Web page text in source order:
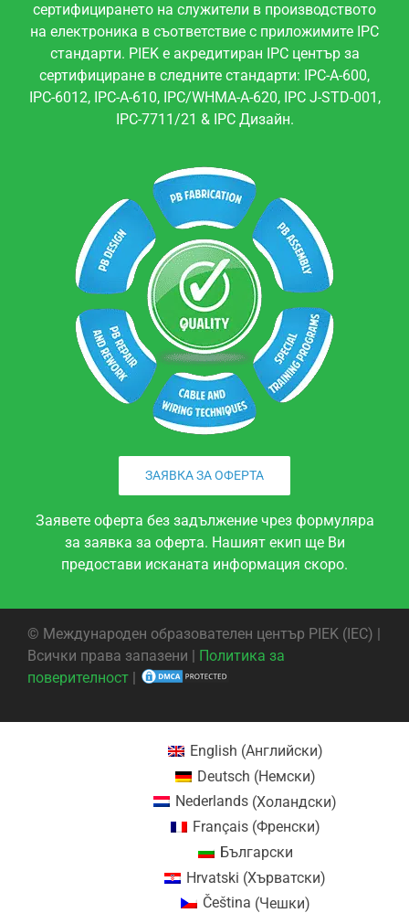
сертифицирането на служители в производството
на електроника в съответствие с приложимите IPC
стандарти. PIEK е акредитиран IPC център за
сертифициране в следните стандарти: IPC-A-600,
IPC-6012, IPC-A-610, IPC/WHMA-A-620, IPC J-STD-001,
IPC-7711/21 & IPC Дизайн.
ЗАЯВКА ЗА ОФЕРТА
Заявете оферта без задължение чрез формуляра
за заявка за оферта. Нашият екип ще Ви
предостави исканата информация скоро.
© Международен образователен център PIEK (IEC) |
Всички права запазени | Политика за
поверителност|
English (Английски)
Deutsch (Немски)
Nederlands (Холандски)
Français(Френски)
Български
Hrvatski (Хърватски)
Čeština (Чешки)